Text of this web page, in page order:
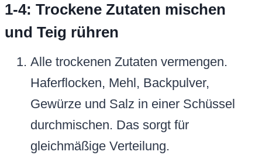
1-4: Trockene Zutaten mischen
und Teig rühren
Alle trockenen Zutaten vermengen.
Haferflocken, Mehl, Backpulver,
Gewürze und Salz in einer Schüssel
durchmischen. Das sorgt für
gleichmäßige Verteilung.